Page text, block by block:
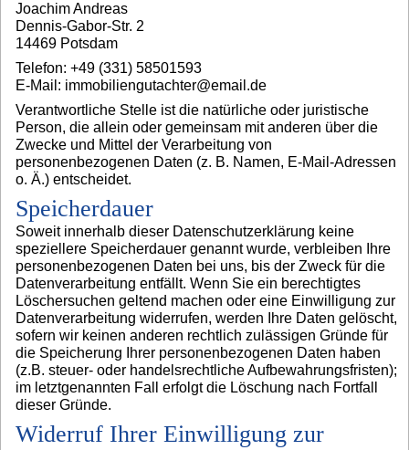
Joachim Andreas
Dennis-Gabor-Str. 2
14469 Potsdam
Telefon: +49 (331) 58501593
E-Mail: immobiliengutachter@email.de
Verantwortliche Stelle ist die natürliche oder juristische
Person, die allein oder gemeinsam mit anderen über die
Zwecke und Mittel der Verarbeitung von
personenbezogenen Daten (z. B. Namen, E-Mail-Adressen
o. Ä.) entscheidet.
Speicherdauer
Soweit innerhalb dieser Datenschutzerklärung keine
speziellere Speicherdauer genannt wurde, verbleiben Ihre
personenbezogenen Daten bei uns, bis der Zweck für die
Datenverarbeitung entfällt. Wenn Sie ein berechtigtes
Löschersuchen geltend machen oder eine Einwilligung zur
Datenverarbeitung widerrufen, werden Ihre Daten gelöscht,
sofern wir keinen anderen rechtlich zulässigen Gründe für
die Speicherung Ihrer personenbezogenen Daten haben
(z.B. steuer- oder handelsrechtliche Aufbewahrungsfristen);
im letztgenannten Fall erfolgt die Löschung nach Fortfall
dieser Gründe.
Widerruf Ihrer Einwilligung zur